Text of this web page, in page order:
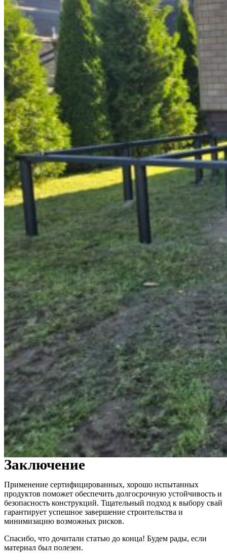
Заключение
Применение сертифицированных, хорошо испытанных
продуктов поможет обеспечить долгосрочную устойчивость и
безопасность конструкций. Тщательный подход к выбору свай
гарантирует успешное завершение строительства и
минимизацию возможных рисков.
Спасибо, что дочитали статью до конца! Будем рады, если
материал был полезен.